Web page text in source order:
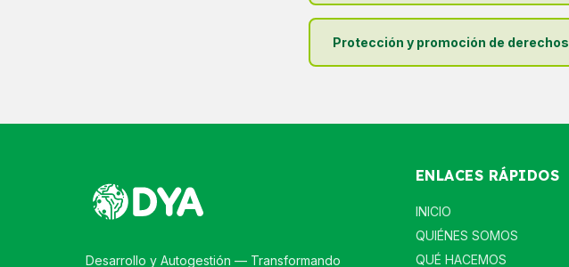
Protección y promoción de derechos
Desarrollo y Autogestión — Transformando
ENLACES RÁPIDOS
INICIO
QUIÉNES SOMOS
QUÉ HACEMOS